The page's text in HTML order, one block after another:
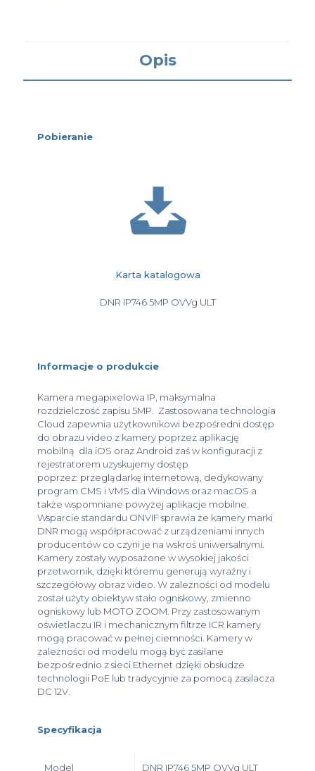
Opis
Pobieranie
Karta katalogowa
DNR IP746 5MP OVVg ULT
Informacje o produkcie
Kamera megapixelowa IP, maksymalna
rozdzielczość zapisu 5MP. Zastosowana technologia
Cloud zapewnia użytkownikowi bezpośredni dostęp
do obrazu video z kamery poprzez aplikację
mobilną dla iOS oraz Android zaś w konfiguracji z
rejestratorem uzyskujemy dostęp
poprzez: przeglądarkę internetową, dedykowany
program CMS i VMS dla Windows oraz macOS a
także wspomniane powyżej aplikacje mobilne.
Wsparcie standardu ONVIF sprawia że kamery marki
DNR mogą współpracować z urządzeniami innych
producentów co czyni je na wskroś uniwersalnymi.
Kamery zostały wyposażone w wysokiej jakości
przetwornik, dzięki któremu generują wyraźny i
szczegółowy obraz video. W zależności od modelu
został użyty obiektyw stało ogniskowy, zmienno
ogniskowy lub MOTO ZOOM. Przy zastosowanym
oświetlaczu IR i mechanicznym filtrze ICR kamery
mogą pracować w pełnej ciemności. Kamery w
zależności od modelu mogą być zasilane
bezpośrednio z sieci Ethernet dzięki obsłudze
technologii PoE lub tradycyjnie za pomocą zasilacza
DC 12V.
Specyfikacja
Model DNR IP746 5MP OVVg ULT